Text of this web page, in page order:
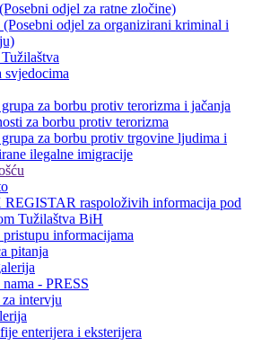
odjel za ratne zločine)
odjel za organizirani kriminal i
svjedocima
za borbu protiv terorizma i jačanja
za borbu protiv terorizma
za borbu protiv trgovine ljudima i
ilegalne imigracije
raspoloživih informacija pod
Tužilaštva BiH
informacijama
pitanja
- PRESS
intervju
enterijera i eksterijera